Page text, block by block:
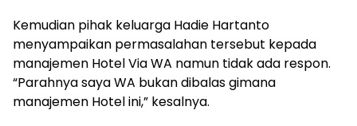
Kemudian pihak keluarga Hadie Hartanto
menyampaikan permasalahan tersebut kepada
manajemen Hotel Via WA namun tidak ada respon.
“Parahnya saya WA bukan dibalas gimana
manajemen Hotel ini,” kesalnya.